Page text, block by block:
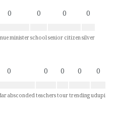
0
minister
0
school
0
senior citizen
0
silver
0
absconded
0
teachers
0
tour
0
trending
0
udupi